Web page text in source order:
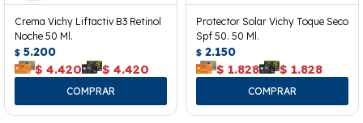
Crema Vichy Liftactiv B3 Retinol
Noche 50 Ml.
$ 5.200
$ 4.420 $ 4.420
Protector Solar Vichy Toque Seco
Spf 50. 50 Ml.
$ 2.150
$ 1.828 $ 1.828